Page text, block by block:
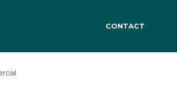
CONTACT